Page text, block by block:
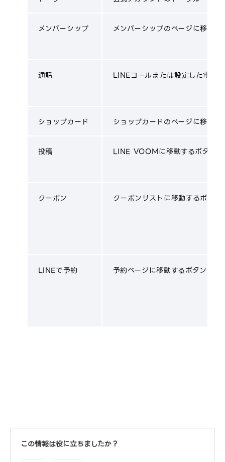
メンバーシップ メンバーシップのページに移動す
通話 LINEコールまたは設定した電話
ショップカード ショップカードのページに移動す
投稿 LINE VOOMに移動するボタンで
クーポン クーポンリストに移動するボタン
LINEで予約 予約ページに移動するボタンです
この情報は役に立ちましたか？